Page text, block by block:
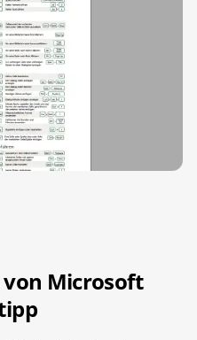
von Microsoft